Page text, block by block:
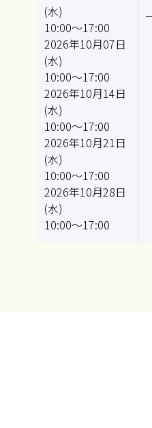
(水)
10:00～17:00
2026年10月07日
(水)
10:00～17:00
2026年10月14日
(水)
10:00～17:00
2026年10月21日
(水)
10:00～17:00
2026年10月28日
(水)
10:00～17:00